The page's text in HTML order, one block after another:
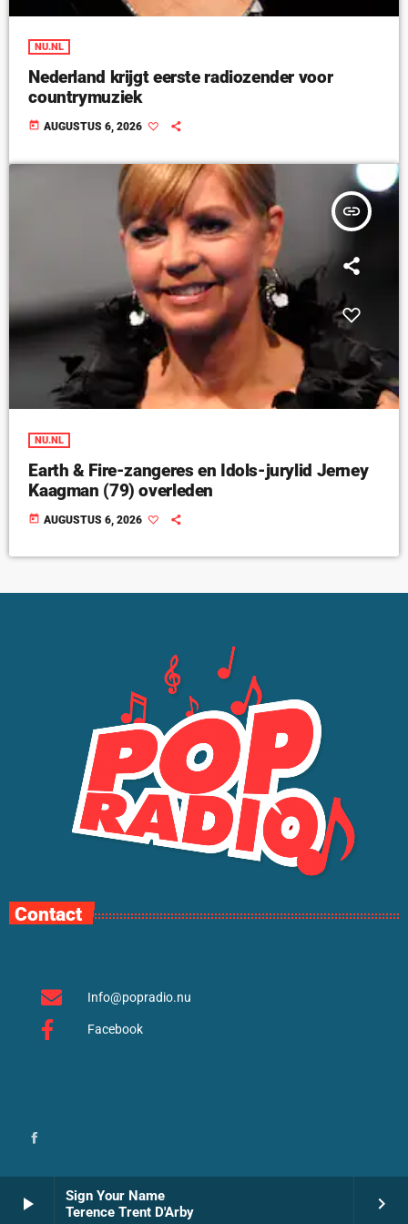
play_arrow
Sign Your Name
Terence Trent D'Arby
keyboard_arrow_right
NU.NL
Nederland krijgt eerste radiozender voor
countrymuziek
today AUGUSTUS 6, 2026
insert_link
NU.NL
Earth & Fire-zangeres en Idols-jurylid Jerney
Kaagman (79) overleden
today AUGUSTUS 6, 2026
Contact
Info@popradio.nu
Facebook